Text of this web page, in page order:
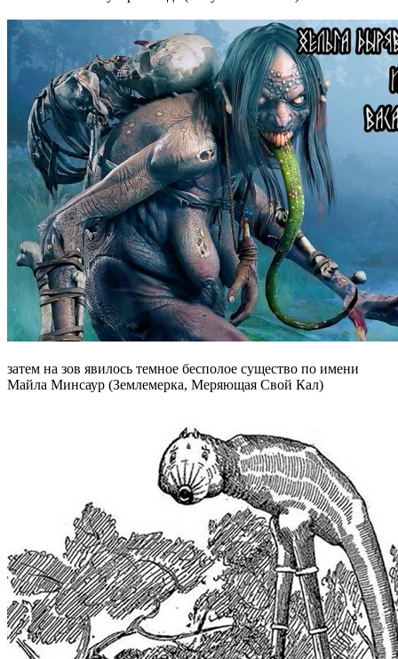
затем на зов явилось темное бесполое существо по имени
Майла Минсаур (Землемерка, Меряющая Свой Кал)